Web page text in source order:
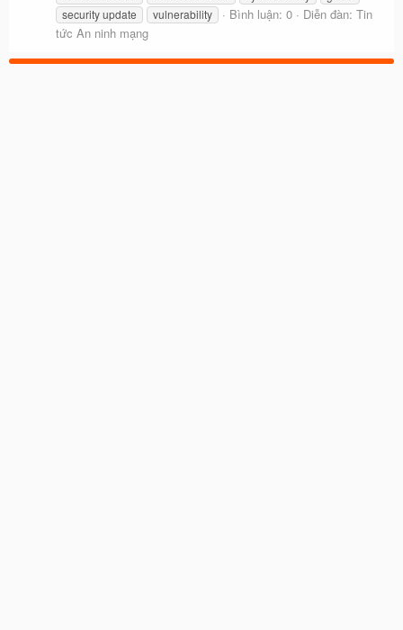
security update
vulnerability Bình luận: 0 Diễn đàn: Tin
tức An ninh mạng